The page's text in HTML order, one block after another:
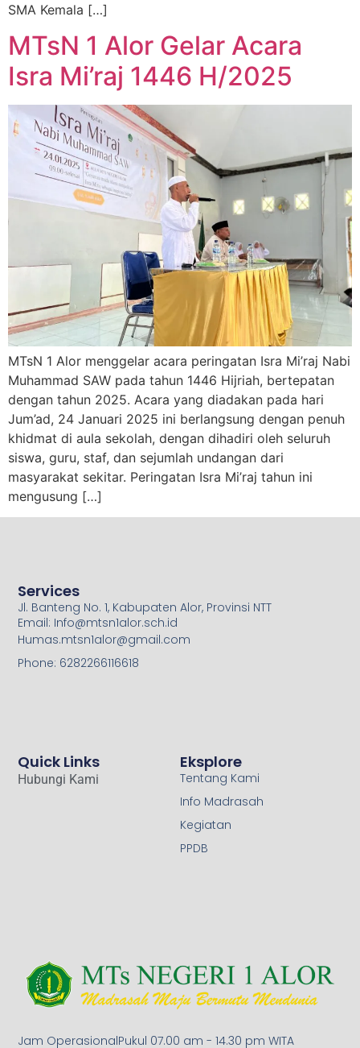
SMA Kemala […]
MTsN 1 Alor Gelar Acara
Isra Mi’raj 1446 H/2025
MTsN 1 Alor menggelar acara peringatan Isra Mi’raj Nabi
Muhammad SAW pada tahun 1446 Hijriah, bertepatan
dengan tahun 2025. Acara yang diadakan pada hari
Jum’ad, 24 Januari 2025 ini berlangsung dengan penuh
khidmat di aula sekolah, dengan dihadiri oleh seluruh
siswa, guru, staf, dan sejumlah undangan dari
masyarakat sekitar. Peringatan Isra Mi’raj tahun ini
mengusung […]
Jam OperasionalPukul 07.00 am - 14.30 pm WITA
Eksplore
Tentang Kami
Info Madrasah
Kegiatan
PPDB
Quick Links
Hubungi Kami
Services
Jl. Banteng No. 1, Kabupaten Alor, Provinsi NTT
Email: Info@mtsn1alor.sch.id
Humas.mtsn1alor@gmail.com
Phone: 6282266116618